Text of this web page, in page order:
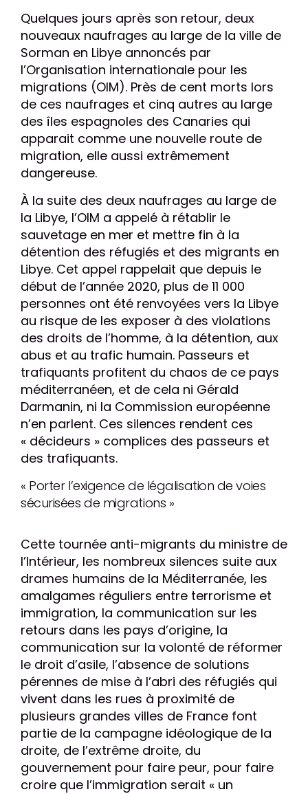
Quelques jours après son retour, deux
nouveaux naufrages au large de la ville de
Sorman en Libye annoncés par
l’Organisation internationale pour les
migrations (OIM). Près de cent morts lors
de ces naufrages et cinq autres au large
des îles espagnoles des Canaries qui
apparait comme une nouvelle route de
migration, elle aussi extrêmement
dangereuse.
À la suite des deux naufrages au large de
la Libye, l’OIM a appelé à rétablir le
sauvetage en mer et mettre fin à la
détention des réfugiés et des migrants en
Libye. Cet appel rappelait que depuis le
début de l’année 2020, plus de 11 000
personnes ont été renvoyées vers la Libye
au risque de les exposer à des violations
des droits de l’homme, à la détention, aux
abus et au trafic humain. Passeurs et
trafiquants profitent du chaos de ce pays
méditerranéen, et de cela ni Gérald
Darmanin, ni la Commission européenne
n’en parlent. Ces silences rendent ces
« décideurs » complices des passeurs et
des trafiquants.
« Porter l’exigence de légalisation de voies
sécurisées de migrations »
Cette tournée anti-migrants du ministre de
l’Intérieur, les nombreux silences suite aux
drames humains de la Méditerranée, les
amalgames réguliers entre terrorisme et
immigration, la communication sur les
retours dans les pays d’origine, la
communication sur la volonté de réformer
le droit d’asile, l’absence de solutions
pérennes de mise à l’abri des réfugiés qui
vivent dans les rues à proximité de
plusieurs grandes villes de France font
partie de la campagne idéologique de la
droite, de l’extrême droite, du
gouvernement pour faire peur, pour faire
croire que l’immigration serait « un